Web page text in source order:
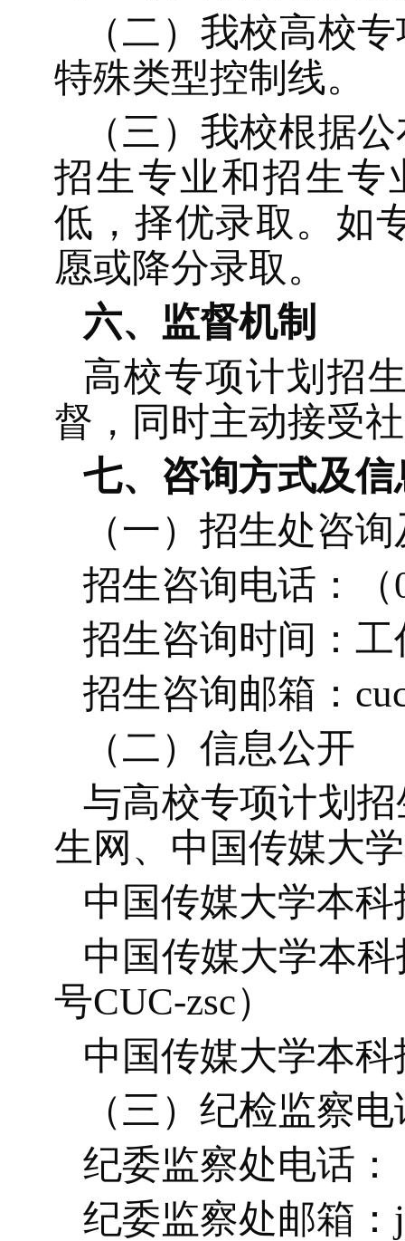
（二）我校高校
特殊类型控制线。
（三）我校根据
招生专业和招生专
低，择优录取。如
愿或降分录取。
六、监督机制
高校专项计划招
督，同时主动接受
七、咨询方式及
（一）招生处咨
招生咨询电话：（
招生咨询时间：工
招生咨询邮箱：
（二）信息公开
与高校专项计划
生网、中国传媒大
中国传媒大学本
中国传媒大学本
号CUC-zsc）
中国传媒大学本
（三）纪检监察
纪委监察处电话：
纪委监察处邮箱：